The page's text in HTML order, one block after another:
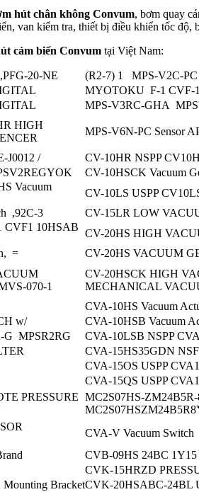
hút chân không Convum, bơm quay
van kiểm tra, thiết bị điều khiển tốc
cảm biến Convum tại Việt Nam:
20-NE
(R2-7) 1 MPS-V2C-PC
MYOTOKU F-1 CVF-
MPS-V3RC-GHA
HIGH
MPS-V6N-PC Sensor
J0012 /
CV-10HR NSPP
CV-10HSCK Vacuum
Vacuum
CV-10LS USPP
,92C-3
CV-15LR LOW
10HSAB
CV-20HS HIGH
=
CV-20HS VACUUM
070-1
CV-20HSCK HIGH
MECHANICAL
CVA-10HS Vacuum
w/
CVA-10HSB Vacuum
G MPSR2RG
CVA-10LSB NSPP
CVA-15HS35GDN
CVA-15OS USPP
CVA-15QS USPP
PRESSURE MC2S07HS-
CVA-V Vacuum Switch
CVB-09HS 24BC
CVK-15HRZD
Mounting BracketCVK-20HSABC-24BL